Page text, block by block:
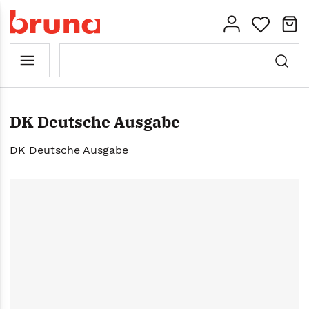
DK Deutsche Ausgabe
DK Deutsche Ausgabe